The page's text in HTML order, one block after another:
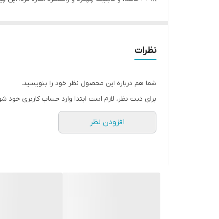
نظرات
شما هم درباره این محصول نظر خود را بنویسید.
برای ثبت نظر، لازم است ابتدا وارد حساب کاربری خود
افزودن نظر